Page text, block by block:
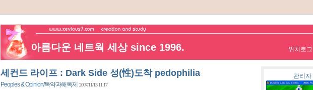
아름다운 네트웍 세상 since 1996. 위치로그
세컨드 라이프 : Dark Side 성(性)도착 pedophilia
Peoples & Opinion/독약과해독제 2007/11/13 11:17
관리자